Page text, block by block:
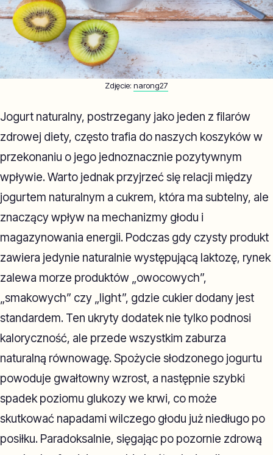
Zdjęcie: narong27
Jogurt naturalny, postrzegany jako jeden z filarów
zdrowej diety, często trafia do naszych koszyków w
przekonaniu o jego jednoznacznie pozytywnym
wpływie. Warto jednak przyjrzeć się relacji między
jogurtem naturalnym a cukrem, która ma subtelny, ale
znaczący wpływ na mechanizmy głodu i
magazynowania energii. Podczas gdy czysty produkt
zawiera jedynie naturalnie występującą laktozę, rynek
zalewa morze produktów „owocowych”,
„smakowych” czy „light”, gdzie cukier dodany jest
standardem. Ten ukryty dodatek nie tylko podnosi
kaloryczność, ale przede wszystkim zaburza
naturalną równowagę. Spożycie słodzonego jogurtu
powoduje gwałtowny wzrost, a następnie szybki
spadek poziomu glukozy we krwi, co może
skutkować napadami wilczego głodu już niedługo po
posiłku. Paradoksalnie, sięgając po pozornie zdrową